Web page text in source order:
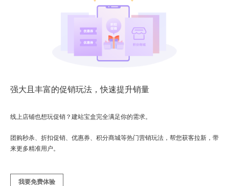
强大且丰富的促销玩法，快速提升销量
线上店铺也想玩促销？建站宝盒完全满足你的需求。
团购秒杀、折扣促销、优惠券、积分商城等热门营销玩法，帮您获客拉新，带
来更多精准用户。
我要免费体验